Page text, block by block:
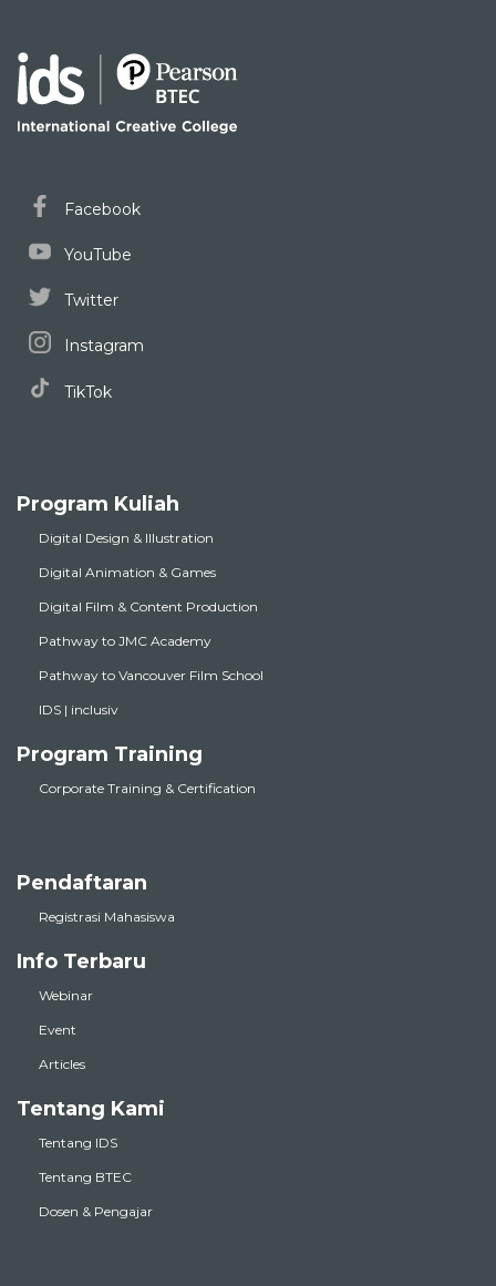
Facebook
YouTube
Twitter
Instagram
TikTok
Program Kuliah
Digital Design & Illustration
Digital Animation & Games
Digital Film & Content Production
Pathway to JMC Academy
Pathway to Vancouver Film School
IDS | inclusiv
Program Training
Corporate Training & Certification
Pendaftaran
Registrasi Mahasiswa
Info Terbaru
Webinar
Event
Articles
Tentang Kami
Tentang IDS
Tentang BTEC
Dosen & Pengajar